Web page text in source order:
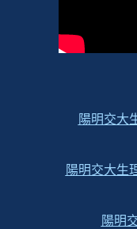
陽明交大
陽明交大生
陽明